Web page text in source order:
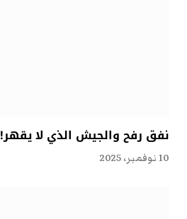
نفق رفح والجيش الذي لا يقهر!
10 نوفمبر، 2025